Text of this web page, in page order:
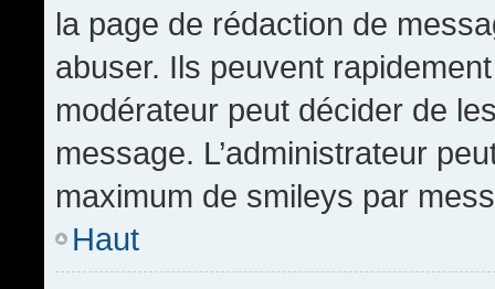
la page de rédaction de
abuser. Ils peuvent
modérateur peut décider de
message. L’administrateur
maximum de smileys par
Haut